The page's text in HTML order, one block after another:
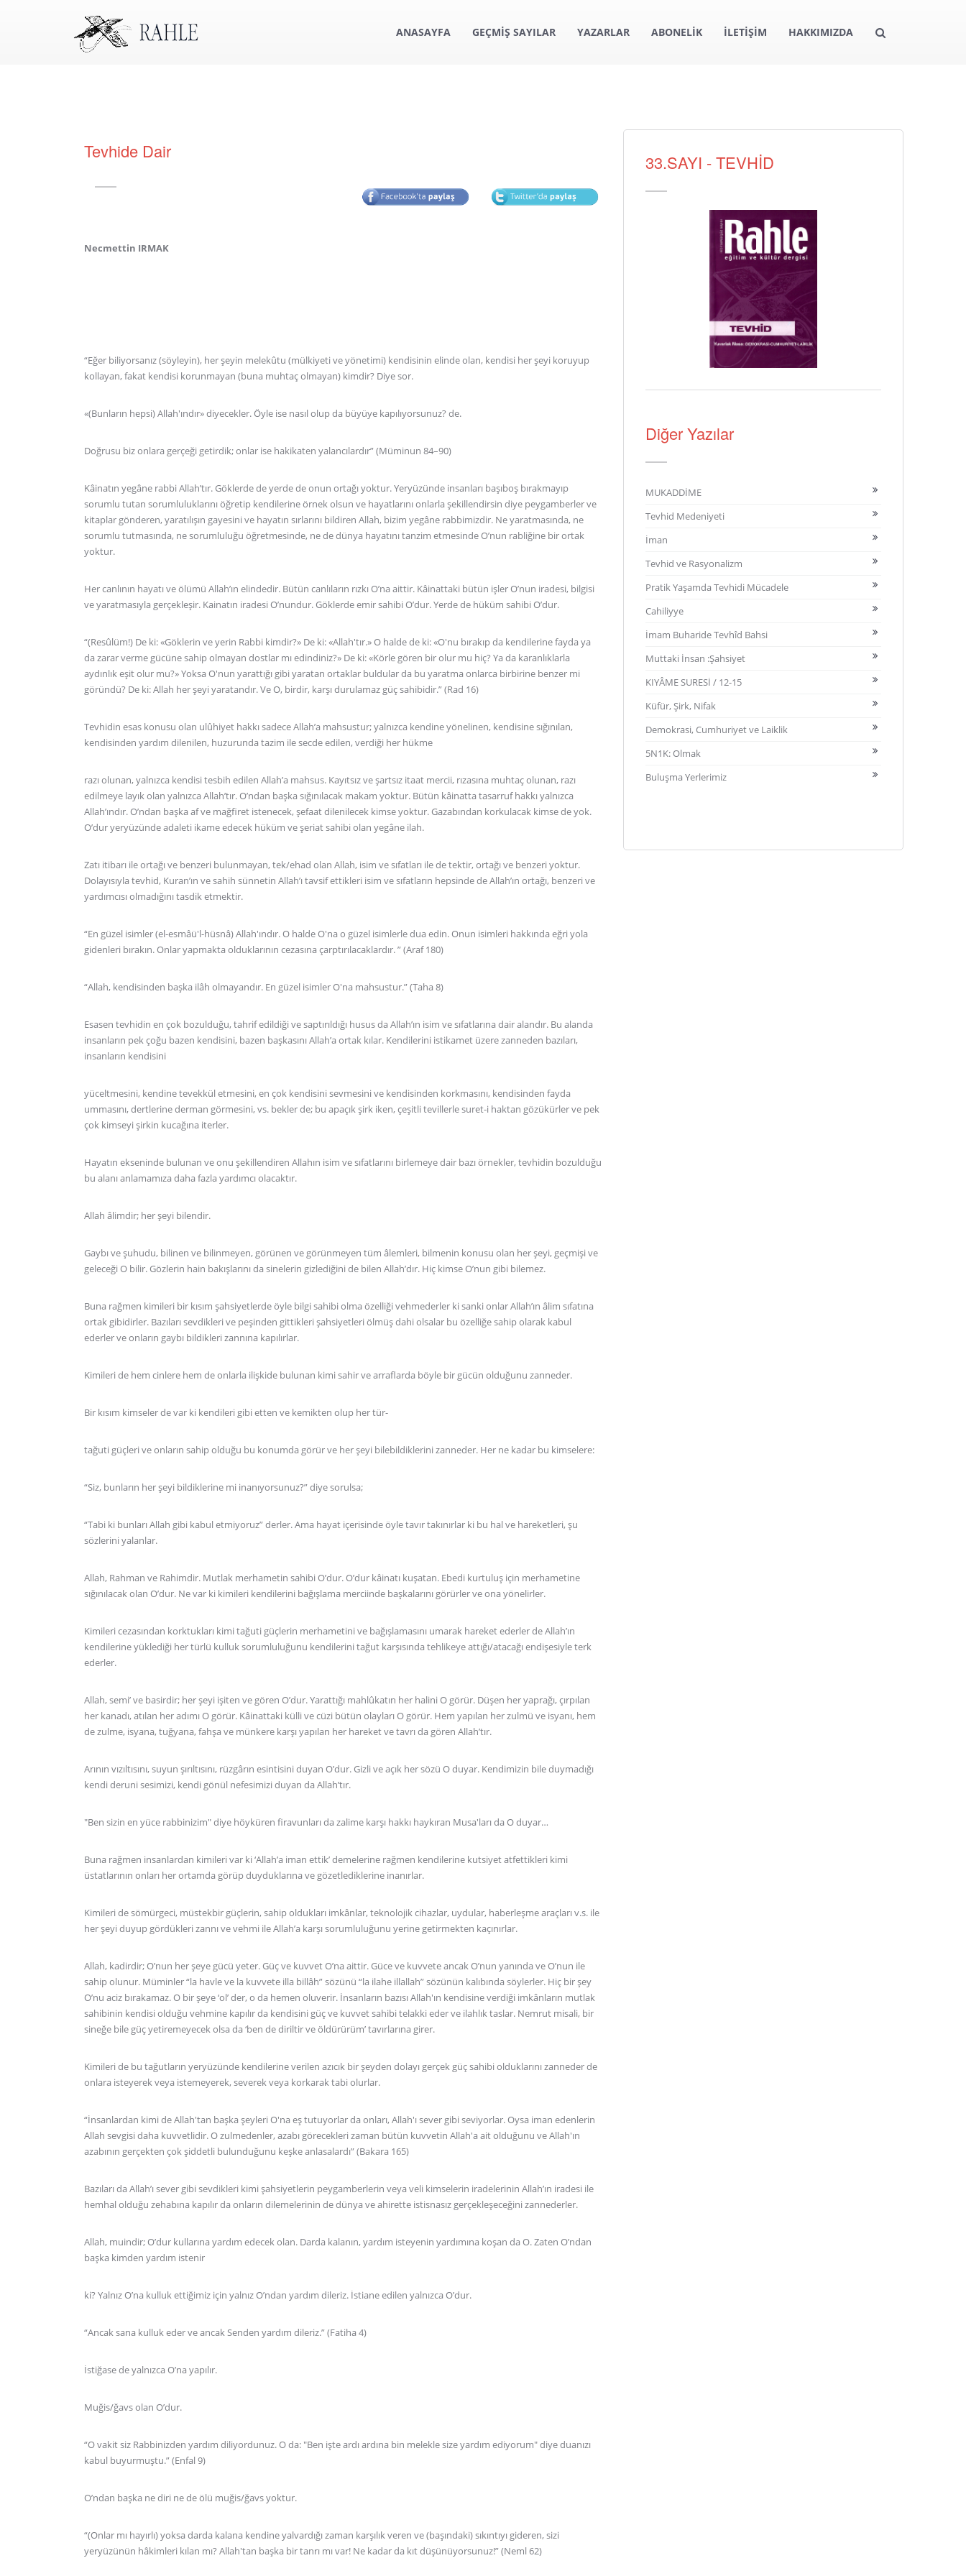
ANASAYFA GEÇMİŞ SAYILAR YAZARLAR ABONELİK İLETİŞİM HAKKIMIZDA
Tevhide Dair
Necmettin IRMAK
“Eğer biliyorsanız (söyleyin), her şeyin melekûtu (mülkiyeti ve yönetimi) kendisinin elinde olan, kendisi her şeyi koruyup
kollayan, fakat kendisi korunmayan (buna muhtaç olmayan) kimdir? Diye sor.
«(Bunların hepsi) Allah'ındır» diyecekler. Öyle ise nasıl olup da büyüye kapılıyorsunuz? de.
Doğrusu biz onlara gerçeği getirdik; onlar ise hakikaten yalancılardır” (Müminun 84–90)
Kâinatın yegâne rabbi Allah’tır. Göklerde de yerde de onun ortağı yoktur. Yeryüzünde insanları başıboş bırakmayıp
sorumlu tutan sorumluluklarını öğretip kendilerine örnek olsun ve hayatlarını onlarla şekillendirsin diye peygamberler ve
kitaplar gönderen, yaratılışın gayesini ve hayatın sırlarını bildiren Allah, bizim yegâne rabbimizdir. Ne yaratmasında, ne
sorumlu tutmasında, ne sorumluluğu öğretmesinde, ne de dünya hayatını tanzim etmesinde O’nun rabliğine bir ortak
yoktur.
Her canlının hayatı ve ölümü Allah’ın elindedir. Bütün canlıların rızkı O’na aittir. Kâinattaki bütün işler O’nun iradesi, bilgisi
ve yaratmasıyla gerçekleşir. Kainatın iradesi O’nundur. Göklerde emir sahibi O’dur. Yerde de hüküm sahibi O’dur.
“(Resûlüm!) De ki: «Göklerin ve yerin Rabbi kimdir?» De ki: «Allah'tır.» O halde de ki: «O'nu bırakıp da kendilerine fayda ya
da zarar verme gücüne sahip olmayan dostlar mı edindiniz?» De ki: «Körle gören bir olur mu hiç? Ya da karanlıklarla
aydınlık eşit olur mu?» Yoksa O'nun yarattığı gibi yaratan ortaklar buldular da bu yaratma onlarca birbirine benzer mi
göründü? De ki: Allah her şeyi yaratandır. Ve O, birdir, karşı durulamaz güç sahibidir.” (Rad 16)
Tevhidin esas konusu olan ulûhiyet hakkı sadece Allah’a mahsustur; yalnızca kendine yönelinen, kendisine sığınılan,
kendisinden yardım dilenilen, huzurunda tazim ile secde edilen, verdiği her hükme
razı olunan, yalnızca kendisi tesbih edilen Allah’a mahsus. Kayıtsız ve şartsız itaat mercii, rızasına muhtaç olunan, razı
edilmeye layık olan yalnızca Allah’tır. O’ndan başka sığınılacak makam yoktur. Bütün kâinatta tasarruf hakkı yalnızca
Allah’ındır. O’ndan başka af ve mağfiret istenecek, şefaat dilenilecek kimse yoktur. Gazabından korkulacak kimse de yok.
O’dur yeryüzünde adaleti ikame edecek hüküm ve şeriat sahibi olan yegâne ilah.
Zatı itibarı ile ortağı ve benzeri bulunmayan, tek/ehad olan Allah, isim ve sıfatları ile de tektir, ortağı ve benzeri yoktur.
Dolayısıyla tevhid, Kuran’ın ve sahih sünnetin Allah’ı tavsif ettikleri isim ve sıfatların hepsinde de Allah’ın ortağı, benzeri ve
yardımcısı olmadığını tasdik etmektir.
“En güzel isimler (el-esmâü'l-hüsnâ) Allah'ındır. O halde O'na o güzel isimlerle dua edin. Onun isimleri hakkında eğri yola
gidenleri bırakın. Onlar yapmakta olduklarının cezasına çarptırılacaklardır. ” (Araf 180)
“Allah, kendisinden başka ilâh olmayandır. En güzel isimler O'na mahsustur.” (Taha 8)
Esasen tevhidin en çok bozulduğu, tahrif edildiği ve saptırıldığı husus da Allah’ın isim ve sıfatlarına dair alandır. Bu alanda
insanların pek çoğu bazen kendisini, bazen başkasını Allah’a ortak kılar. Kendilerini istikamet üzere zanneden bazıları,
insanların kendisini
yüceltmesini, kendine tevekkül etmesini, en çok kendisini sevmesini ve kendisinden korkmasını, kendisinden fayda
ummasını, dertlerine derman görmesini, vs. bekler de; bu apaçık şirk iken, çeşitli tevillerle suret-i haktan gözükürler ve pek
çok kimseyi şirkin kucağına iterler.
Hayatın ekseninde bulunan ve onu şekillendiren Allahın isim ve sıfatlarını birlemeye dair bazı örnekler, tevhidin bozulduğu
bu alanı anlamamıza daha fazla yardımcı olacaktır.
Allah âlimdir; her şeyi bilendir.
Gaybı ve şuhudu, bilinen ve bilinmeyen, görünen ve görünmeyen tüm âlemleri, bilmenin konusu olan her şeyi, geçmişi ve
geleceği O bilir. Gözlerin hain bakışlarını da sinelerin gizlediğini de bilen Allah’dır. Hiç kimse O’nun gibi bilemez.
Buna rağmen kimileri bir kısım şahsiyetlerde öyle bilgi sahibi olma özelliği vehmederler ki sanki onlar Allah’ın âlim sıfatına
ortak gibidirler. Bazıları sevdikleri ve peşinden gittikleri şahsiyetleri ölmüş dahi olsalar bu özelliğe sahip olarak kabul
ederler ve onların gaybı bildikleri zannına kapılırlar.
Kimileri de hem cinlere hem de onlarla ilişkide bulunan kimi sahir ve arraflarda böyle bir gücün olduğunu zanneder.
Bir kısım kimseler de var ki kendileri gibi etten ve kemikten olup her tür-
tağuti güçleri ve onların sahip olduğu bu konumda görür ve her şeyi bilebildiklerini zanneder. Her ne kadar bu kimselere:
“Siz, bunların her şeyi bildiklerine mi inanıyorsunuz?” diye sorulsa;
“Tabi ki bunları Allah gibi kabul etmiyoruz” derler. Ama hayat içerisinde öyle tavır takınırlar ki bu hal ve hareketleri, şu
sözlerini yalanlar.
Allah, Rahman ve Rahimdir. Mutlak merhametin sahibi O’dur. O’dur kâinatı kuşatan. Ebedi kurtuluş için merhametine
sığınılacak olan O’dur. Ne var ki kimileri kendilerini bağışlama merciinde başkalarını görürler ve ona yönelirler.
Kimileri cezasından korktukları kimi tağuti güçlerin merhametini ve bağışlamasını umarak hareket ederler de Allah’ın
kendilerine yüklediği her türlü kulluk sorumluluğunu kendilerini tağut karşısında tehlikeye attığı/atacağı endişesiyle terk
ederler.
Allah, semi’ ve basirdir; her şeyi işiten ve gören O’dur. Yarattığı mahlûkatın her halini O görür. Düşen her yaprağı, çırpılan
her kanadı, atılan her adımı O görür. Kâinattaki külli ve cüzi bütün olayları O görür. Hem yapılan her zulmü ve isyanı, hem
de zulme, isyana, tuğyana, fahşa ve münkere karşı yapılan her hareket ve tavrı da gören Allah’tır.
Arının vızıltısını, suyun şırıltısını, rüzgârın esintisini duyan O’dur. Gizli ve açık her sözü O duyar. Kendimizin bile duymadığı
kendi deruni sesimizi, kendi gönül nefesimizi duyan da Allah’tır.
"Ben sizin en yüce rabbinizim" diye höyküren firavunları da zalime karşı hakkı haykıran Musa'ları da O duyar…
Buna rağmen insanlardan kimileri var ki ‘Allah’a iman ettik’ demelerine rağmen kendilerine kutsiyet atfettikleri kimi
üstatlarının onları her ortamda görüp duyduklarına ve gözetlediklerine inanırlar.
Kimileri de sömürgeci, müstekbir güçlerin, sahip oldukları imkânlar, teknolojik cihazlar, uydular, haberleşme araçları v.s. ile
her şeyi duyup gördükleri zannı ve vehmi ile Allah’a karşı sorumluluğunu yerine getirmekten kaçınırlar.
Allah, kadirdir; O’nun her şeye gücü yeter. Güç ve kuvvet O’na aittir. Güce ve kuvvete ancak O’nun yanında ve O’nun ile
sahip olunur. Müminler “la havle ve la kuvvete illa billâh” sözünü “la ilahe illallah” sözünün kalıbında söylerler. Hiç bir şey
O’nu aciz bırakamaz. O bir şeye ‘ol’ der, o da hemen oluverir. İnsanların bazısı Allah'ın kendisine verdiği imkânların mutlak
sahibinin kendisi olduğu vehmine kapılır da kendisini güç ve kuvvet sahibi telakki eder ve ilahlık taslar. Nemrut misali, bir
sineğe bile güç yetiremeyecek olsa da ‘ben de diriltir ve öldürürüm’ tavırlarına girer.
Kimileri de bu tağutların yeryüzünde kendilerine verilen azıcık bir şeyden dolayı gerçek güç sahibi olduklarını zanneder de
onlara isteyerek veya istemeyerek, severek veya korkarak tabi olurlar.
“İnsanlardan kimi de Allah'tan başka şeyleri O'na eş tutuyorlar da onları, Allah'ı sever gibi seviyorlar. Oysa iman edenlerin
Allah sevgisi daha kuvvetlidir. O zulmedenler, azabı görecekleri zaman bütün kuvvetin Allah'a ait olduğunu ve Allah'ın
azabının gerçekten çok şiddetli bulunduğunu keşke anlasalardı” (Bakara 165)
Bazıları da Allah’ı sever gibi sevdikleri kimi şahsiyetlerin peygamberlerin veya veli kimselerin iradelerinin Allah’ın iradesi ile
hemhal olduğu zehabına kapılır da onların dilemelerinin de dünya ve ahirette istisnasız gerçekleşeceğini zannederler.
Allah, muindir; O’dur kullarına yardım edecek olan. Darda kalanın, yardım isteyenin yardımına koşan da O. Zaten O’ndan
başka kimden yardım istenir
ki? Yalnız O’na kulluk ettiğimiz için yalnız O’ndan yardım dileriz. İstiane edilen yalnızca O’dur.
“Ancak sana kulluk eder ve ancak Senden yardım dileriz.” (Fatiha 4)
İstiğase de yalnızca O’na yapılır.
Muğis/ğavs olan O’dur.
“O vakit siz Rabbinizden yardım diliyordunuz. O da: "Ben işte ardı ardına bin melekle size yardım ediyorum" diye duanızı
kabul buyurmuştu.” (Enfal 9)
O’ndan başka ne diri ne de ölü muğis/ğavs yoktur.
“(Onlar mı hayırlı) yoksa darda kalana kendine yalvardığı zaman karşılık veren ve (başındaki) sıkıntıyı gideren, sizi
yeryüzünün hâkimleri kılan mı? Allah'tan başka bir tanrı mı var! Ne kadar da kıt düşünüyorsunuz!” (Neml 62)
33.SAYI - TEVHİD
Diğer Yazılar
MUKADDİME
Tevhid Medeniyeti
İman
Tevhid ve Rasyonalizm
Pratik Yaşamda Tevhidi Mücadele
Cahiliyye
İmam Buharide Tevhîd Bahsi
Muttaki İnsan :Şahsiyet
KIYÂME SURESİ / 12-15
Küfür, Şirk, Nifak
Demokrasi, Cumhuriyet ve Laiklik
5N1K: Olmak
Buluşma Yerlerimiz